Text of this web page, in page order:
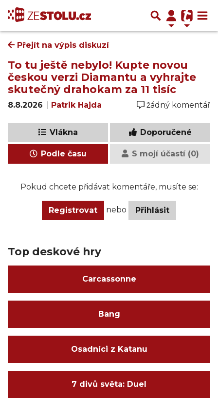
Přejít na výpis diskuzí
To tu ještě nebylo! Kupte novou
českou verzi Diamantu a vyhrajte
skutečný drahokam za 11 tisíc
8.8.2026 Patrik Hajda žádný komentář
Vlákna Doporučené
Podle času S mojí účastí (0)
Pokud chcete přidávat komentáře, musíte se:
Registrovat nebo Přihlásit
Top deskové hry
Carcassonne
Bang
Osadníci z Katanu
7 divů světa: Duel